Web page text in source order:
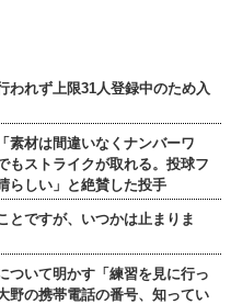
われず上限31人登録中のため入
素材は間違いなくナンバーワ
もストライクが取れる。投球フ
らしい」と絶賛した投手
とですが、いつかは止まりま
ついて明かす「練習を見に行っ
野の携帯電話の番号、知ってい